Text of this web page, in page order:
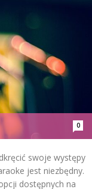
0
swoje występy
jest niezbędny.
dostępnych na